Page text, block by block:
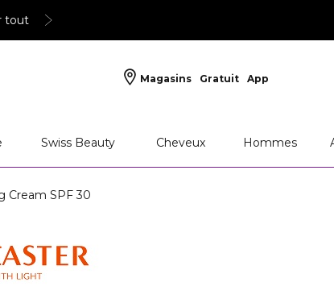
tout
Magasins Gratuit App
Swiss Beauty Cheveux Hommes
Cream SPF 30